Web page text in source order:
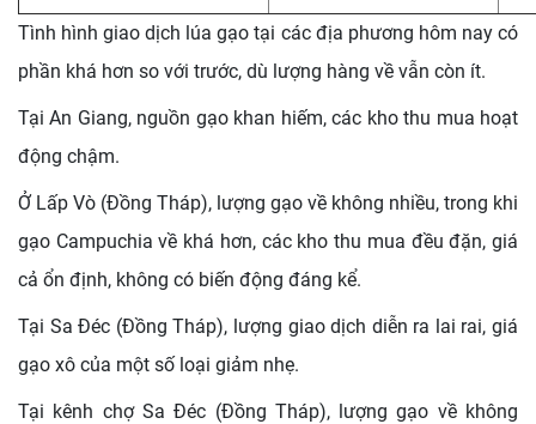
Tình hình giao dịch lúa gạo tại các địa phương hôm nay có
phần khá hơn so với trước, dù lượng hàng về vẫn còn ít.
Tại An Giang, nguồn gạo khan hiếm, các kho thu mua hoạt
động chậm.
Ở Lấp Vò (Đồng Tháp), lượng gạo về không nhiều, trong khi
gạo Campuchia về khá hơn, các kho thu mua đều đặn, giá
cả ổn định, không có biến động đáng kể.
Tại Sa Đéc (Đồng Tháp), lượng giao dịch diễn ra lai rai, giá
gạo xô của một số loại giảm nhẹ.
Tại kênh chợ Sa Đéc (Đồng Tháp), lượng gạo về không